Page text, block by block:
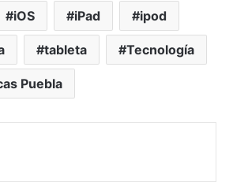
iOS iPad ipod
tableta Tecnología
Puebla